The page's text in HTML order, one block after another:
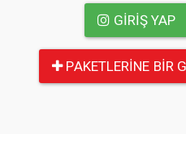
GIRIŞ YAP
PAKETLERINE BIR